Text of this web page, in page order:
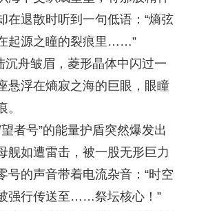
在退散时听到一句低语：“熵弦
起源之瞳的裂痕里……”
沉舟皱眉，菱形晶体中闪过一
悬浮在熵寂之海的巨眼，眼瞳
者号”的能量护盾突然爆发出
舰如遭雷击，被一股无形巨力
号的声音带着电流杂音：“时空
强行传送至……祭坛核心！”